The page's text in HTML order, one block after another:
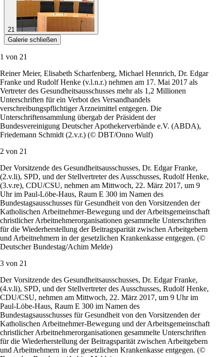
19
21
Galerie schließen
1 von21
Reiner Meier, Elisabeth Scharfenberg, Michael Hennrich, Dr. Edgar
Franke und Rudolf Henke (v.l.n.r.) nehmen am 17. Mai 2017 als
Vertreter des Gesundheitsausschusses mehr als 1,2 Millionen
Unterschriften für ein Verbot des Versandhandels
verschreibungspflichtiger Arzneimittel entgegen. Die
Unterschriftensammlung übergab der Präsident der
Bundesvereinigung Deutscher Apothekerverbände e.V. (ABDA),
Friedemann Schmidt (2.v.r.) (© DBT/Onno Wulf)
2 von21
Der Vorsitzende des Gesundheitsausschusses, Dr. Edgar Franke,
(2.v.li), SPD, und der Stellvertreter des Ausschusses, Rudolf Henke,
(3.v.re), CDU/CSU, nehmen am Mittwoch, 22. März 2017, um 9
Uhr im Paul-Löbe-Haus, Raum E 300 im Namen des
Bundestagsausschusses für Gesundheit von den Vorsitzenden der
Katholischen Arbeitnehmer-Bewegung und der Arbeitsgemeinschaft
christlicher Arbeitnehmerorganisationen gesammelte Unterschriften
für die Wiederherstellung der Beitragsparität zwischen Arbeitgebern
und Arbeitnehmern in der gesetzlichen Krankenkasse entgegen. (©
Deutscher Bundestag/Achim Melde)
3 von21